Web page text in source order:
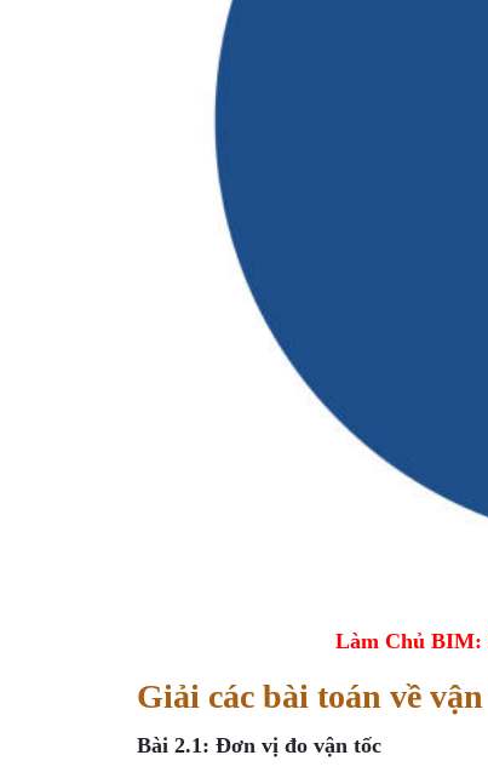
Làm Chủ BIM:
Giải các bài toán về
Bài 2.1: Đơn vị đo vận tốc